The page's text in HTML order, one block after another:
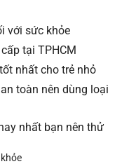
với sức khỏe
tại TPHCM
nhất cho trẻ nhỏ
toàn nên dùng loại
nhất bạn nên thử